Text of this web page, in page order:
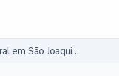
Clínico Geral em São Joaquim - SC